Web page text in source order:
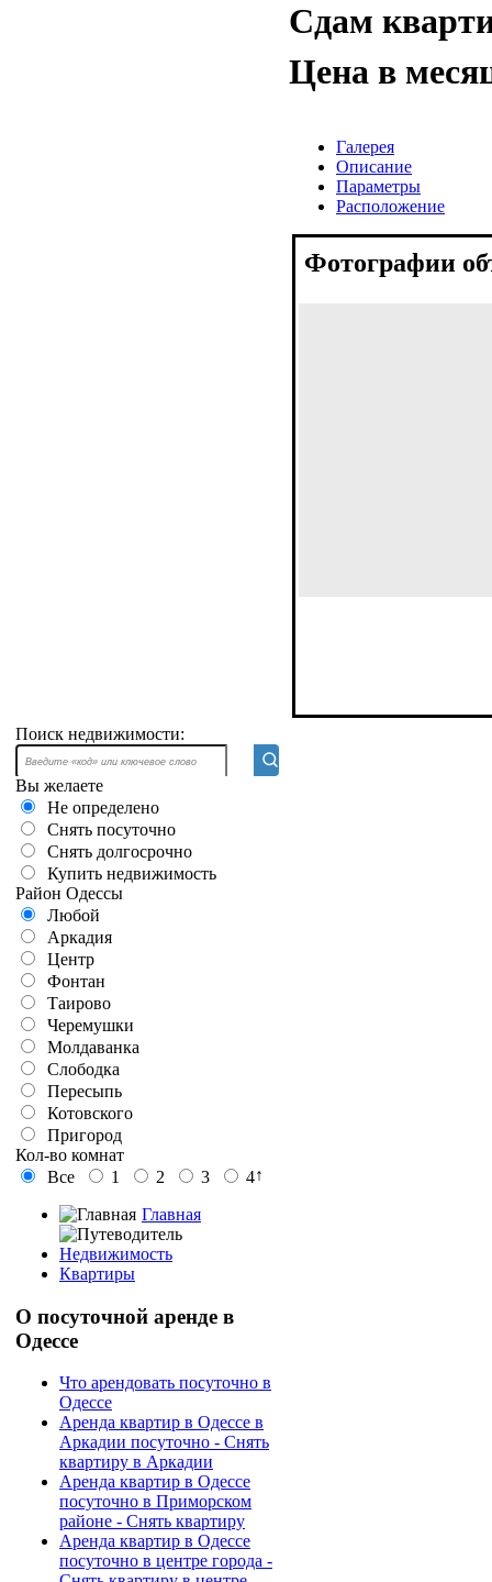
Сдам
Цена в
Галерея
Описание
Параметры
Расположение
Фотографии
Поиск недвижимости:
Вы желаете
Не определено
Снять посуточно
Снять долгосрочно
Купить недвижимость
Район Одессы
Любой
Аркадия
Центр
Фонтан
Таирово
Черемушки
Молдаванка
Слободка
Пересыпь
Котовского
Пригород
Кол-во комнат
Все
1 2 3 4↑
Главная
Недвижимость
Квартиры
О посуточной аренде в
Одессе
Что арендовать посуточно в
Одессе
Аренда квартир в Одессе в
Аркадии посуточно - Снять
квартиру в Аркадии
Аренда квартир в Одессе
посуточно в Приморском
районе - Снять квартиру
Аренда квартир в Одессе
посуточно в центре города -